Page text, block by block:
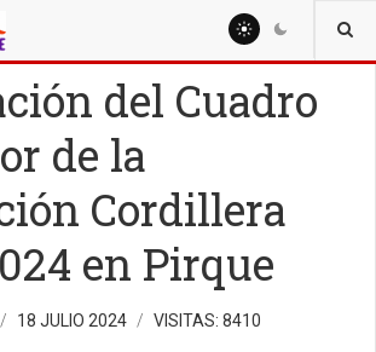
del Cuadro
de la
Cordillera
en Pirque
18 JULIO 2024 VISITAS: 8410